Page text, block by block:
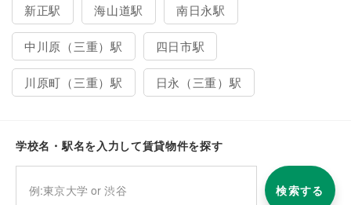
新正駅 海山道駅 南日永駅
中川原（三重）駅 四日市駅
川原町（三重）駅 日永（三重）駅
学校名・駅名を入力して賃貸物件を探す
検索する